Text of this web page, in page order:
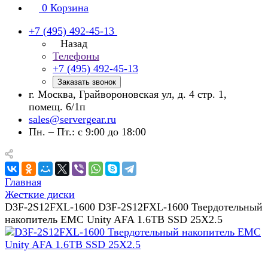
0 Корзина
+7 (495) 492-45-13
Назад
Телефоны
+7 (495) 492-45-13
Заказать звонок
г. Москва, Грайвороновская ул, д. 4 стр. 1,
помещ. 6/1п
sales@servergear.ru
Пн. – Пт.: с 9:00 до 18:00
Главная
Жесткие диски
D3F-2S12FXL-1600 D3F-2S12FXL-1600 Твердотельный
накопитель EMC Unity AFA 1.6TB SSD 25X2.5